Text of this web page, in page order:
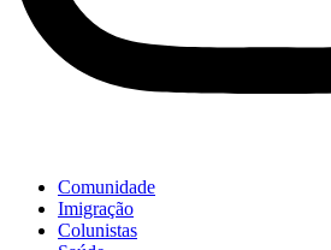
Comunidade
Imigração
Colunistas